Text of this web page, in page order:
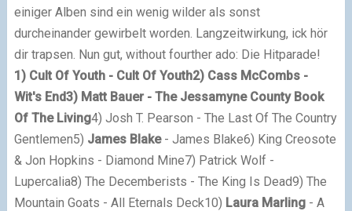
einiger Alben sind ein wenig wilder als sonst
durcheinander gewirbelt worden. Langzeitwirkung, ick hör
dir trapsen. Nun gut, without fourther ado: Die Hitparade!
1) CultOf Youth - Cult Of Youth2) Cass McCombs -
Wit's End3) Matt Bauer - The Jessamyne County Book
Of The Living4) Josh T. Pearson - The Last Of The Country
Gentlemen5) James Blake- James Blake6) King Creosote
& Jon Hopkins - Diamond Mine7) Patrick Wolf -
Lupercalia8) The Decemberists - The King Is Dead9) The
Mountain Goats - All Eternals Deck10) Laura Marling- A